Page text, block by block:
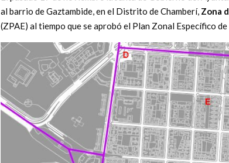
al barrio de Gaztambide, en el Distrito de Chamberí, Zona
(ZPAE) al tiempo que se aprobó el Plan Zonal Específico de